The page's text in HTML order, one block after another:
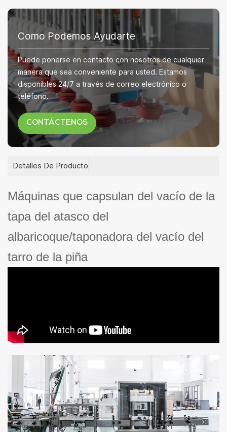
Como Podemos Ayudarte
Puede ponerse en contacto con nosotros de cualquier
manera que sea conveniente para usted. Estamos
disponibles 24/7 a través de correo electrónico o
teléfono.
CONTÁCTENOS
Detalles De Producto
Máquinas que capsulan del vacío de la
tapa del atasco del
albaricoque/taponadora del vacío del
tarro de la piña